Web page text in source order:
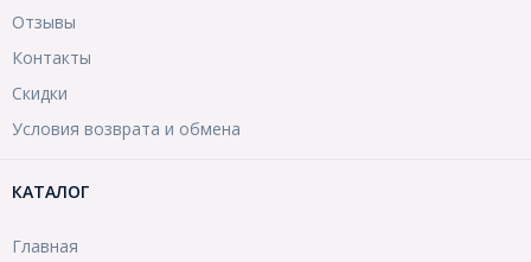
Отзывы
Контакты
Скидки
Условия возврата и обмена
КАТАЛОГ
Главная